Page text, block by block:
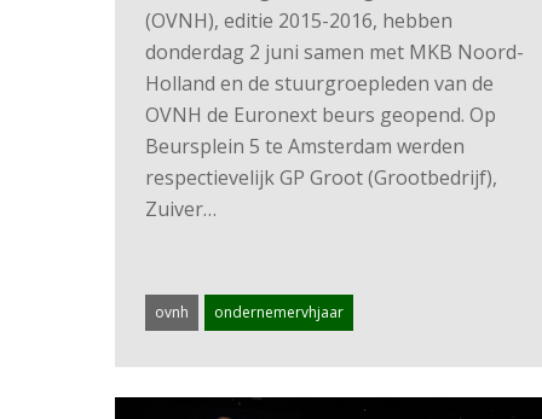
(OVNH), editie 2015-2016, hebben
donderdag 2 juni samen met MKB Noord-
Holland en de stuurgroepleden van de
OVNH de Euronext beurs geopend. Op
Beursplein 5 te Amsterdam werden
respectievelijk GP Groot (Grootbedrijf),
Zuiver…
ovnh ondernemervhjaar